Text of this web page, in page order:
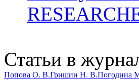
Статьи в
Попова О. В.Гришин Н. В.Погодина